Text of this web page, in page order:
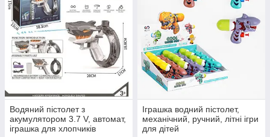
Водяний пістолет з
акумулятором 3.7 V, автомат,
іграшка для хлопчиків
Іграшка водний пістолет,
механічний, ручний, літні ігри
для дітей